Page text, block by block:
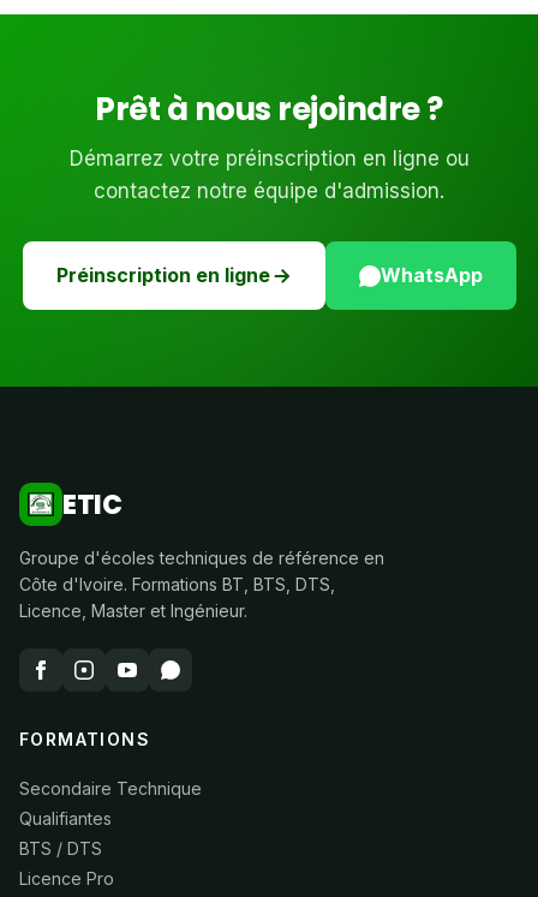
Prêt à nous rejoindre ?
Démarrez votre préinscription en ligne ou
contactez notre équipe d'admission.
Préinscription en ligne WhatsApp
ETIC
Groupe d'écoles techniques de référence en
Côte d'Ivoire. Formations BT, BTS, DTS,
Licence, Master et Ingénieur.
FORMATIONS
Secondaire Technique
Qualifiantes
BTS / DTS
Licence Pro